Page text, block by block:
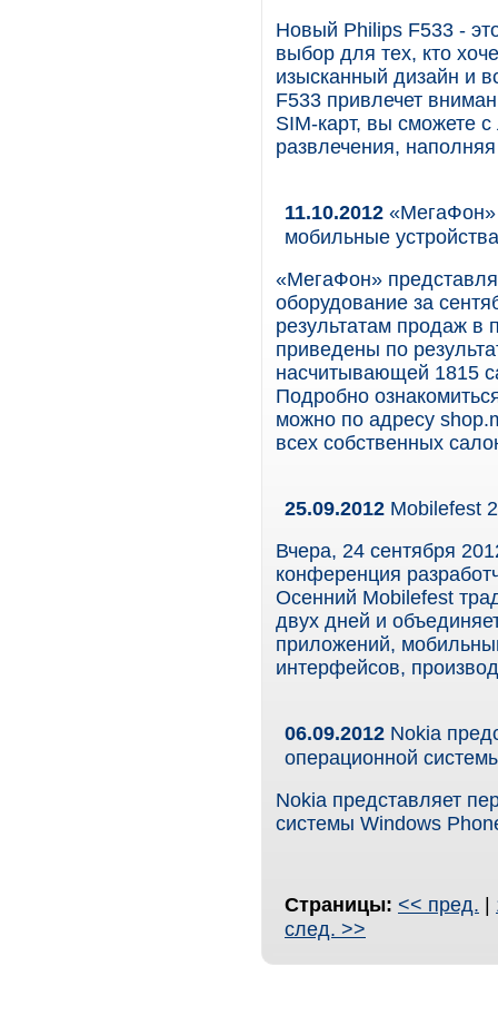
Новый Philips F533 -
выбор для тех, кто
изысканный дизайн и
F533 привлечет
SIM-карт, вы сможете с
развлечения,
11.10.2012 «МегаФон»
мобильные
«МегаФон»
оборудование за
результатам продаж в
приведены по
насчитывающей 1815
Подробно
можно по адресу
всех собственных
25.09.2012 Mobilefest
Вчера, 24 сентября
конференция
Осенний Mobilefest
двух дней и
приложений,
интерфейсов,
06.09.2012 Nokia
операционной
Nokia представляет
системы Windows
Страницы: << пред. |
след. >>